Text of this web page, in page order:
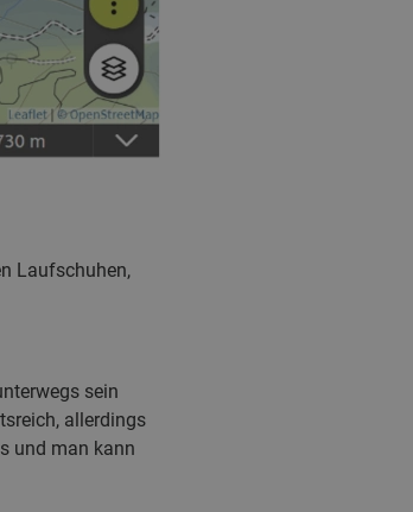
Laufschuhen,
sein
allerdings
und man kann